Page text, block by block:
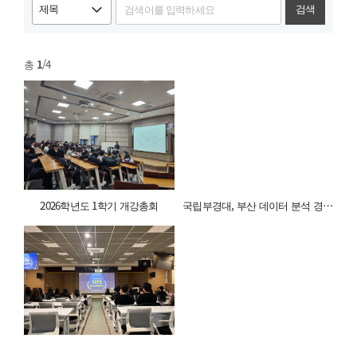
검색
총 1/4
2026학년도 1학기 개강총회 국립부경대, 부산 데이터 분석 경진 대회 ‘석권’